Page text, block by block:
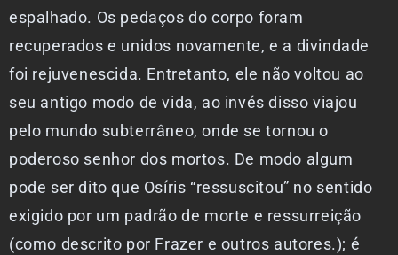
espalhado. Os pedaços do corpo foram
recuperados e unidos novamente, e a divindade
foi rejuvenescida. Entretanto, ele não voltou ao
seu antigo modo de vida, ao invés disso viajou
pelo mundo subterrâneo, onde se tornou o
poderoso senhor dos mortos. De modo algum
pode ser dito que Osíris “ressuscitou” no sentido
exigido por um padrão de morte e ressurreição
(como descrito por Frazer e outros autores.); é